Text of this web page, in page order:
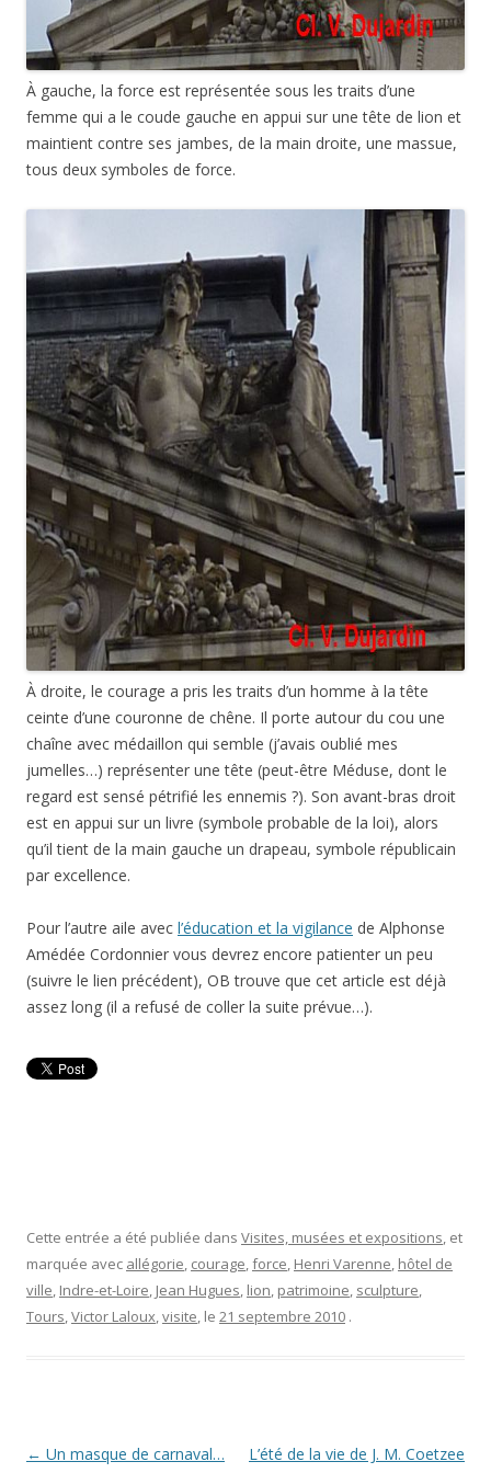
À gauche, la force est représentée sous les traits d’une
femme qui a le coude gauche en appui sur une tête de lion et
maintient contre ses jambes, de la main droite, une massue,
tous deux symboles de force.
À droite, le courage a pris les traits d’un homme à la tête
ceinte d’une couronne de chêne. Il porte autour du cou une
chaîne avec médaillon qui semble (j’avais oublié mes
jumelles…) représenter une tête (peut-être Méduse, dont le
regard est sensé pétrifié les ennemis ?). Son avant-bras droit
est en appui sur un livre (symbole probable de la loi), alors
qu’il tient de la main gauche un drapeau, symbole républicain
par excellence.
Pour l’autre aile avec l’éducation et la vigilance de Alphonse
Amédée Cordonnier vous devrez encore patienter un peu
(suivre le lien précédent), OB trouve que cet article est déjà
assez long (il a refusé de coller la suite prévue…).
Cette entrée a été publiée dans Visites, musées et expositions, et
marquée avec allégorie, courage,force, Henri Varenne, hôtel de
ville, Indre-et-Loire, Jean Hugues, lion, patrimoine, sculpture,
Tours,Victor Laloux,visite, le 21 septembre 2010 .
Navigation
← Un masque de carnaval… L’été de la vie de J. M. Coetzee